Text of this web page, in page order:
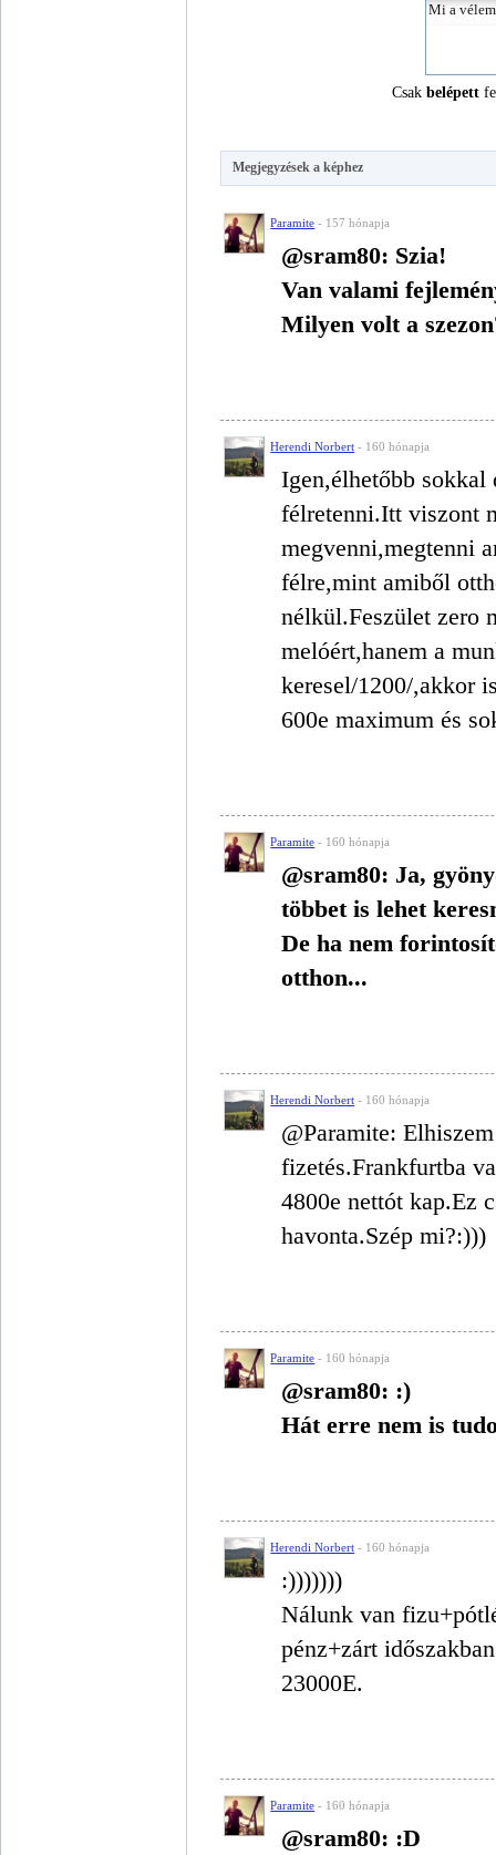
Csakbelépett
Megjegyzések a képhez
Paramite - 157 hónapja
@sram80: Szia!
Van valami
Milyen volt a
Herendi Norbert - 160 hónapja
Igen,élhetőbb sokkal
félretenni.Itt viszont
megvenni,megtenni
félre,mint amiből
nélkül.Feszület zero
melóért,hanem a
keresel/1200/,akkor
600e maximum és
Paramite - 160 hónapja
@sram80: Ja,
többet is lehet
De ha nem
otthon...
Herendi Norbert - 160 hónapja
@Paramite:
fizetés.Frankfurtba
4800e nettót kap.Ez
havonta.Szép mi?:)))
Paramite - 160 hónapja
@sram80: :)
Hát erre nem is
Herendi Norbert - 160 hónapja
:)))))))
Nálunk van
pénz+zárt
23000E.
Paramite - 160 hónapja
@sram80: :D